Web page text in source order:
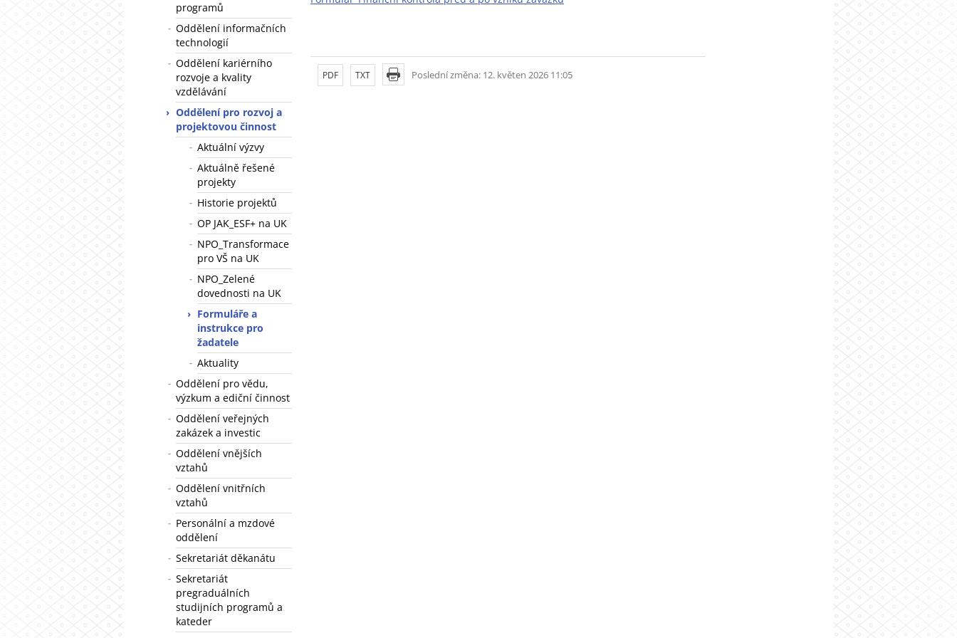
programů
Oddělení informačních
technologií
Oddělení kariérního
rozvoje a kvality
vzdělávání
Oddělení pro rozvoj a
projektovou činnost
Aktuální výzvy
Aktuálně řešené
projekty
Historie projektů
OP JAK_ESF+ na UK
NPO_Transformace
pro VŠ na UK
NPO_Zelené
dovednosti na UK
Formuláře a
instrukce pro
žadatele
Aktuality
Oddělení pro vědu,
výzkum a ediční činnost
Oddělení veřejných
zakázek a investic
Oddělení vnějších
vztahů
Oddělení vnitřních
vztahů
Personální a mzdové
oddělení
Sekretariát děkanátu
Sekretariát
pregraduálních
studijních programů a
kateder
Poslední změna: 12. květen 2026 11:05
PDF TXT